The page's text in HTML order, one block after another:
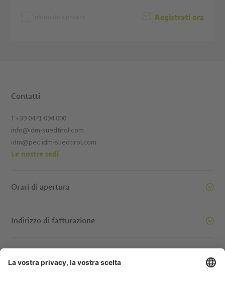
Registrati ora
Contatti
T +39 0471 094 000
info@idm-suedtirol.com
idm@pec.idm-suedtirol.com
Le nostre sedi
Orari di apertura
Indirizzo di fatturazione